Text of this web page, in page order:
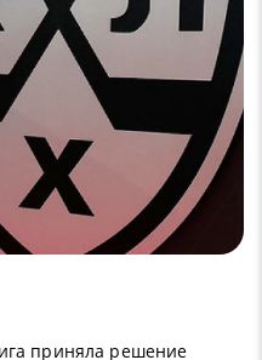
приняла решение